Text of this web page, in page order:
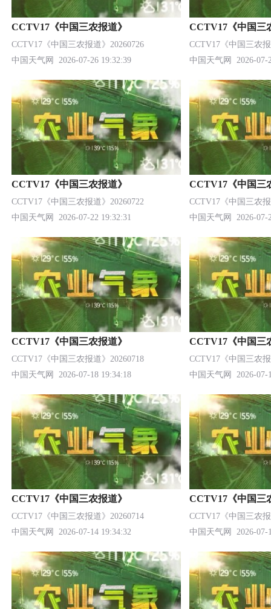
CCTV17《中国三农报道》
CCTV17《中国三农报道》20260726
中国天气网
2026-07-26 19:32:39
CCTV17《中国三
CCTV17《中国三农
中国天气网
2026-07-
CCTV17《中国三农报道》
CCTV17《中国三农报道》20260722
中国天气网
2026-07-22 19:32:31
CCTV17《中国三
CCTV17《中国三农
中国天气网
2026-07-
CCTV17《中国三农报道》
CCTV17《中国三农报道》20260718
中国天气网
2026-07-18 19:34:18
CCTV17《中国三
CCTV17《中国三农
中国天气网
2026-07-
CCTV17《中国三农报道》
CCTV17《中国三农报道》20260714
中国天气网
2026-07-14 19:34:32
CCTV17《中国三
CCTV17《中国三农
中国天气网
2026-07-